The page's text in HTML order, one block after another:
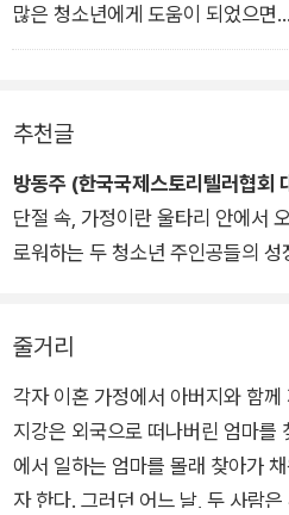
그렇게 서로 기대어 젖은 몸을 말
군가를 지켜주는 감정, 그것은 책
다.
많은 청소년에게 도움이 되었으면...
추천글
방동주 (한국국제스토리텔러협회
단절 속, 가정이란 울타리 안에서
로워하는 두 청소년 주인공들의 성
른의 삶을 객관적으로 바라보게 되
공감하고 소통하는지를 탄탄한 스
소통의 핵심은 바로 상대방을 진
타인의 삶을 그 자체로 받아들이
자신의 방법으로 살아가는 것이다.
줄거리
각자 이혼 가정에서 아버지와 함께
지강은 외국으로 떠나버린 엄마를
에서 일하는 엄마를 몰래 찾아가
자 한다. 그러던 어느 날, 두 사람